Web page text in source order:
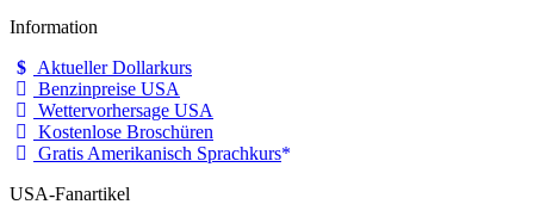
Information
Aktueller Dollarkurs
Benzinpreise USA
Wettervorhersage USA
Kostenlose Broschüren
Gratis Amerikanisch Sprachkurs
USA-Fanartikel